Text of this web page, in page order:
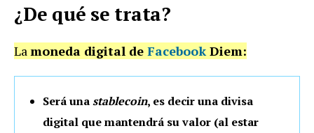
¿De qué se trata?
Lamoneda digital de FacebookDiem:
Será unastablecoin, es decir una divisa
digital que mantendrá su valor (al estar